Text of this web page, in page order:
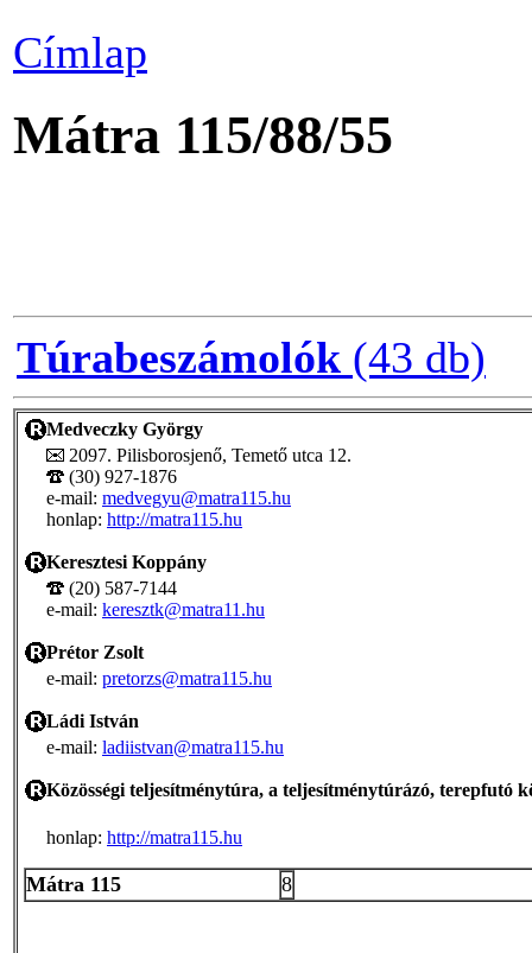
Címlap
Mátra 115/88/55
Túrabeszámolók (43 db)
Medveczky György
2097. Pilisborosjenő, Temető utca 12.
(30) 927-1876
e-mail: medvegyu@matra115.hu
honlap: http://matra115.hu
Keresztesi Koppány
(20) 587-7144
e-mail: keresztk@matra11.hu
Prétor Zsolt
e-mail: pretorzs@matra115.hu
Ládi István
e-mail: ladiistvan@matra115.hu
Közösségi teljesítménytúra, a teljesítménytúrázó, terepfutó
honlap: http://matra115.hu
Mátra 115 8